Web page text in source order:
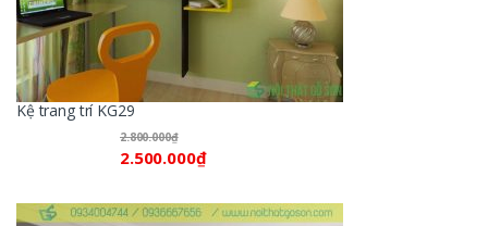
Kệ trang trí KG29
2.800.000₫
2.500.000₫